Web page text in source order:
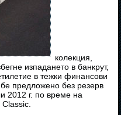
колекция,
изпадането в банкрут,
в тежки финансови
предложено без резерв
2012 г. по време на